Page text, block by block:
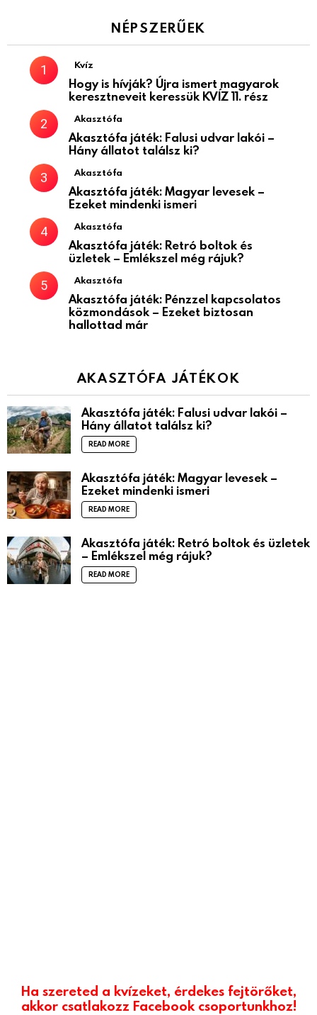
NÉPSZERŰEK
Kvíz
Hogy is hívják? Újra ismert magyarok
keresztneveit keressük KVÍZ 11. rész
Akasztófa
Akasztófa játék: Falusi udvar lakói –
Hány állatot találsz ki?
Akasztófa
Akasztófa játék: Magyar levesek –
Ezeket mindenki ismeri
Akasztófa
Akasztófa játék: Retró boltok és
üzletek – Emlékszel még rájuk?
Akasztófa
Akasztófa játék: Pénzzel kapcsolatos
közmondások – Ezeket biztosan
hallottad már
AKASZTÓFA JÁTÉKOK
Akasztófa játék: Falusi udvar lakói –
Hány állatot találsz ki?
READ MORE
Akasztófa játék: Magyar levesek –
Ezeket mindenki ismeri
READ MORE
Akasztófa játék: Retró boltok és üzletek
– Emlékszel még rájuk?
READ MORE
Ha szereted a kvízeket, érdekes fejtörőket,
akkor csatlakozz Facebook csoportunkhoz!